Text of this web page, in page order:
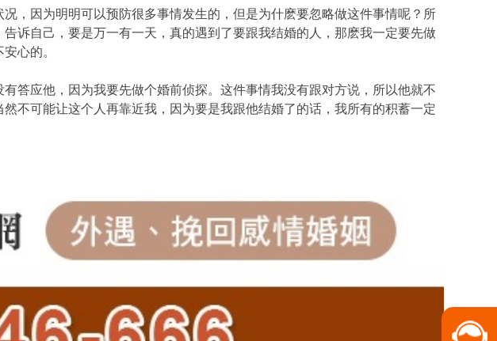
，因为明明可以预防很多事情发生的，但是为什麽要忽略做这件事情呢？所
诉自己，要是万一有一天，真的遇到了要跟我结婚的人，那麽我一定要先做
心的。
答应他，因为我要先做个婚前侦探。这件事情我没有跟对方说，所以他就不
不可能让这个人再靠近我，因为要是我跟他结婚了的话，我所有的积蓄一定